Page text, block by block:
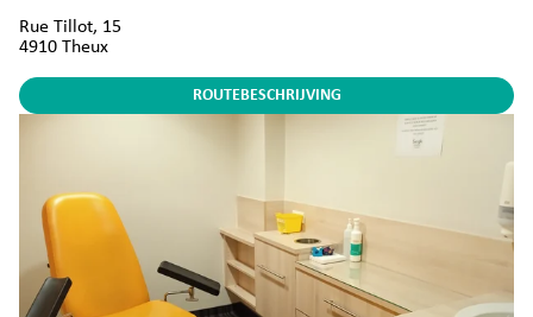
Rue Tillot, 15
4910 Theux
ROUTEBESCHRIJVING